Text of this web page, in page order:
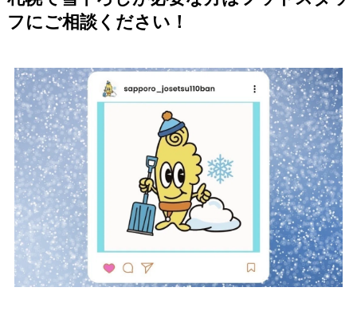
フにご相談ください！